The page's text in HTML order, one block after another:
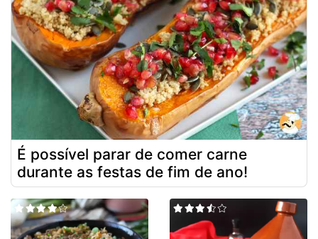
É possível parar de comer carne
durante as festas de fim de ano!